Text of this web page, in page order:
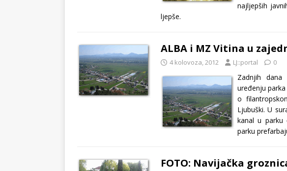
najljepših
ljepše.
ALBA i MZ Vitina u
4 kolovoza, 2012 LJ::portal 0
Zadnjih
uređenju
o
Ljubuški. U
kanal u
parku
FOTO: Navijačka